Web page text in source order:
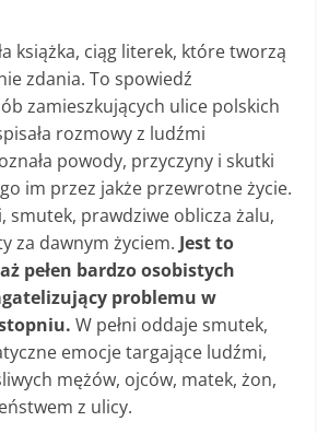
książka, ciąg literek, które tworzą
zdania. To spowiedź
zamieszkujących ulice polskich
rozmowy z ludźmi
powody, przyczyny i skutki
im przez jakże przewrotne życie.
smutek, prawdziwe oblicza żalu,
za dawnym życiem. Jest to
pełen bardzo osobistych
problemu w
W pełni oddaje smutek,
emocje targające ludźmi,
mężów, ojców, matek, żon,
z ulicy.